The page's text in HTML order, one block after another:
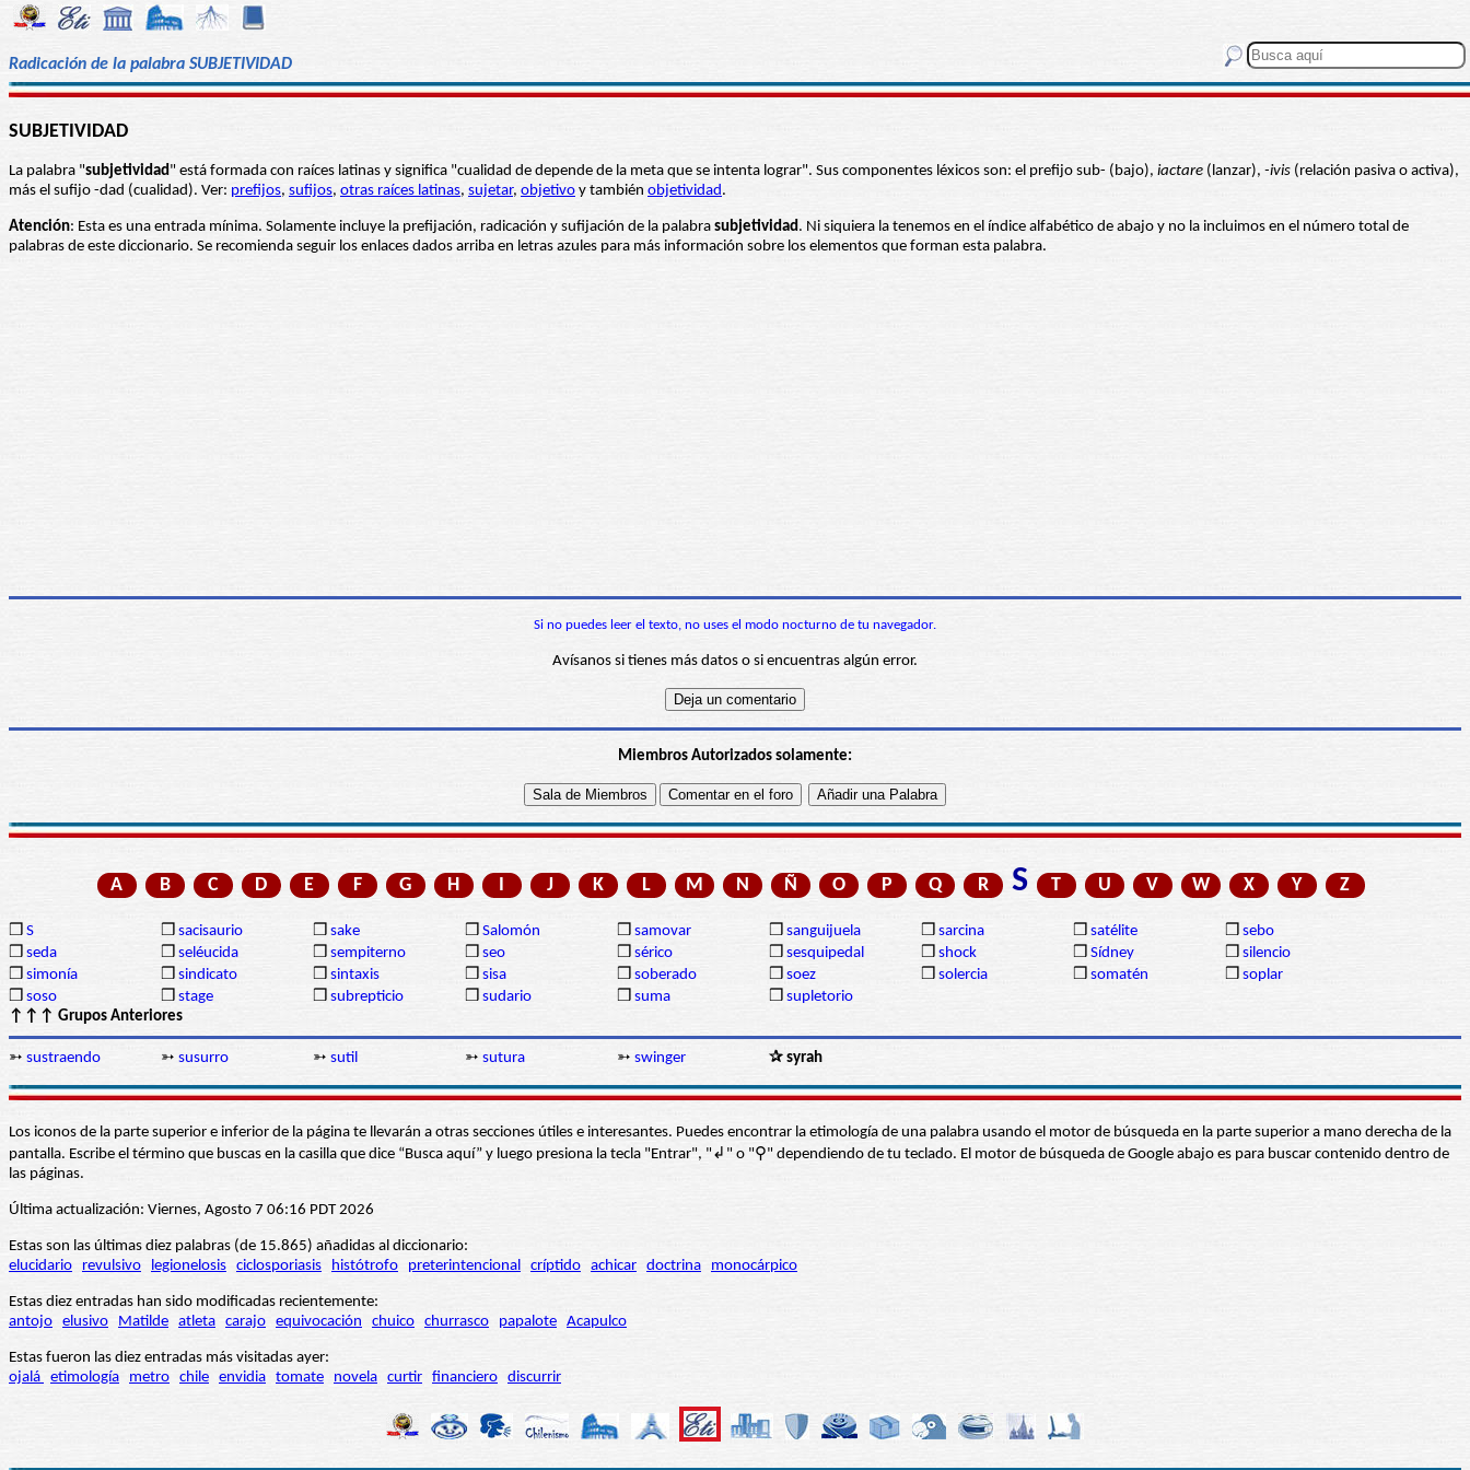
Radicación de la palabra SUBJETIVIDAD
SUBJETIVIDAD
La palabra "subjetividad" está formada con raíces latinas y significa "cualidad de depende de la meta que se intenta lograr". Sus componentes léxicos son: el prefijo sub- (bajo), iactare (lanzar), -ivis (relación pasiva o activa),
más el sufijo -dad (cualidad). Ver: prefijos, sufijos, otras raíces latinas, sujetar, objetivo y también objetividad.
Atención: Esta es una entrada mínima. Solamente incluye la prefijación, radicación y sufijación de la palabra subjetividad. Ni siquiera la tenemos en el índice alfabético de abajo y no la incluimos en el número total de
palabras de este diccionario. Se recomienda seguir los enlaces dados arriba en letras azules para más información sobre los elementos que forman esta palabra.
Si no puedes leer el texto, no uses el modo nocturno de tu navegador.
Avísanos si tienes más datos o si encuentras algún error.
Miembros Autorizados solamente:
A B C D E F G H I J K L M N Ñ O P Q R S T U V W X Y Z
❒ S ❒ sacisaurio ❒ sake ❒ Salomón ❒ samovar ❒ sanguijuela ❒ sarcina ❒ satélite ❒ sebo
❒ seda ❒ seléucida ❒ sempiterno ❒ seo ❒ sérico ❒ sesquipedal ❒ shock ❒ Sídney ❒ silencio
❒ simonía ❒ sindicato ❒ sintaxis ❒ sisa ❒ soberado ❒ soez ❒ solercia ❒ somatén ❒ soplar
❒ soso ❒ stage ❒ subrepticio ❒ sudario ❒ suma ❒ supletorio
↑↑↑ Grupos Anteriores
➳ sustraendo ➳ susurro ➳ sutil ➳ sutura ➳ swinger ✰ syrah
Los iconos de la parte superior e inferior de la página te llevarán a otras secciones útiles e interesantes. Puedes encontrar la etimología de una palabra usando el motor de búsqueda en la parte superior a mano derecha de la
pantalla. Escribe el término que buscas en la casilla que dice “Busca aquí” y luego presiona la tecla "Entrar", "↲" o "⚲" dependiendo de tu teclado. El motor de búsqueda de Google abajo es para buscar contenido dentro de
las páginas.
Última actualización: Viernes, Agosto 7 06:16 PDT 2026
Estas son las últimas diez palabras (de 15.865) añadidas al diccionario:
elucidario
revulsivo legionelosis ciclosporiasis histótrofo preterintencional críptido achicar doctrina monocárpico
Estas diez entradas han sido modificadas recientemente:
antojo elusivo Matilde atleta carajo equivocación chuico churrasco papalote Acapulco
Estas fueron las diez entradas más visitadas ayer:
ojalá etimología metro chile envidia tomate novela curtir financiero discurrir